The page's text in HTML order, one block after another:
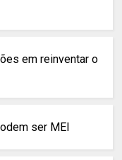
em reinventar o
ser MEI